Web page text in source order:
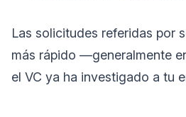
Las solicitudes referidas por
más rápido —generalmente
el VC ya ha investigado a tu